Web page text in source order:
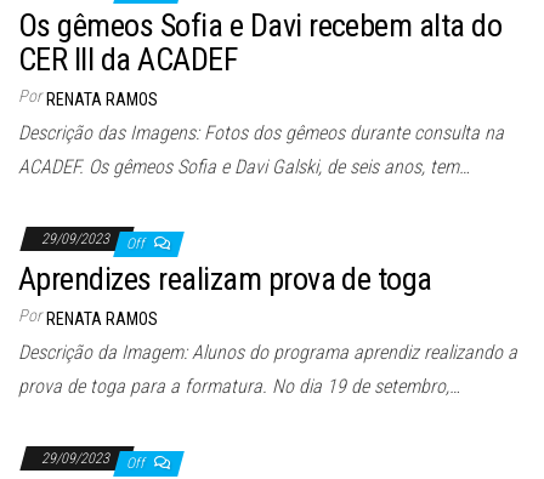
Os gêmeos Sofia e Davi recebem alta do
CER III da ACADEF
Por RENATA RAMOS
Descrição das Imagens: Fotos dos gêmeos durante consulta na
ACADEF. Os gêmeos Sofia e Davi Galski, de seis anos, tem…
29/09/2023 Off
Aprendizes realizam prova de toga
Por RENATA RAMOS
Descrição da Imagem: Alunos do programa aprendiz realizando a
prova de toga para a formatura. No dia 19 de setembro,…
29/09/2023 Off